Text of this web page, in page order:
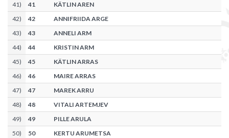
41) 41
KÄTLIN AREN
42) 42
ANNIFRIIDA ARGE
43) 43
ANNELI ARM
44) 44
KRISTIN ARM
45) 45
KÄTLIN ARRAS
46) 46
MAIRE ARRAS
47) 47
MAREK ARRU
48) 48
VITALI ARTEMJEV
49) 49
PILLE ARULA
50) 50
KERTU ARUMETSA